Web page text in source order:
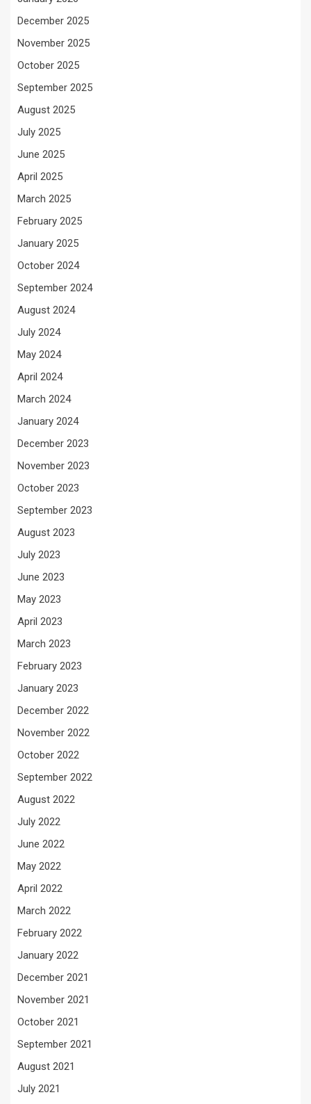
December 2025
November 2025
October 2025
September 2025
August 2025
July 2025
June 2025
April 2025
March 2025
February 2025
January 2025
October 2024
September 2024
August 2024
July 2024
May 2024
April 2024
March 2024
January 2024
December 2023
November 2023
October 2023
September 2023
August 2023
July 2023
June 2023
May 2023
April 2023
March 2023
February 2023
January 2023
December 2022
November 2022
October 2022
September 2022
August 2022
July 2022
June 2022
May 2022
April 2022
March 2022
February 2022
January 2022
December 2021
November 2021
October 2021
September 2021
August 2021
July 2021